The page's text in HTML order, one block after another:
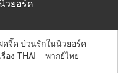
วยอร์ค
ดจี๊ด ป่วนรักในนิวยอร์ค
อง THAI – พากย์ไทย